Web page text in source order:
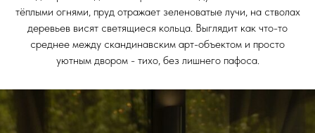
тёплыми огнями, пруд отражает зеленоватые лучи, на стволах
деревьев висят светящиеся кольца. Выглядит как что-то
среднее между скандинавским арт-объектом и просто
уютным двором - тихо, без лишнего пафоса.